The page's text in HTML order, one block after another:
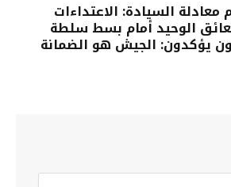
السيادة: الاعتداءات
الوحيد أمام بسط سلطة
يؤكدون: الجيش هو الضمانة